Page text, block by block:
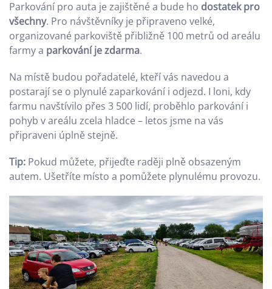
Parkování pro auta je zajištěné a bude ho dostatek pro
všechny. Pro návštěvníky je připraveno velké,
organizované parkoviště přibližně 100 metrů od areálu
farmy a parkování je zdarma.
Na místě budou pořadatelé, kteří vás navedou a
postarají se o plynulé zaparkování i odjezd. I loni, kdy
farmu navštívilo přes 3 500 lidí, proběhlo parkování i
pohyb v areálu zcela hladce – letos jsme na vás
připraveni úplně stejně.
Tip: Pokud můžete, přijeďte raději plně obsazeným
autem. Ušetříte místo a pomůžete plynulému provozu.